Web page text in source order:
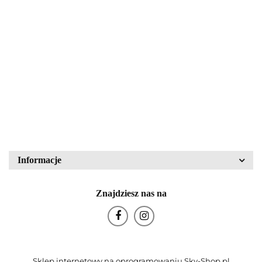
Bohemia Glas
Informacje
Znajdziesz nas na